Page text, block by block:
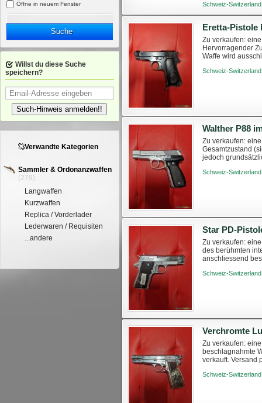
Schweiz-
Zu verkaufen:
Hervorragender
Waffe wird
Schweiz-
Walther P88
Zu verkaufen:
Gesamtzustand
jedoch
Schweiz-
Zu verkaufen:
des berühmten
anschliessend
Schweiz-
Zu verkaufen:
beschlagnahmte
verkauft. Versand
Schweiz-
Öffne in neuem Fenster
Suche
Willst du diese Suche
speichern?
Such-Hinweis anmelden!!
Verwandte Kategorien
Sammler & Ordonanzwaffen
(279)
Langwaffen
Kurzwaffen
Replica / Vorderlader
Lederwaren / Requisiten
...andere